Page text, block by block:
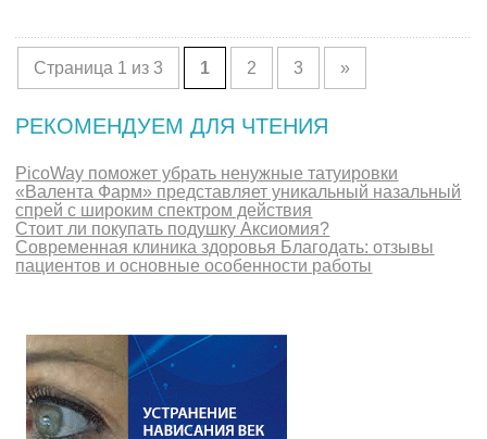
Страница 1 из 3 1 2 3 »
РЕКОМЕНДУЕМ ДЛЯ ЧТЕНИЯ
PicoWay поможет убрать ненужные татуировки
«Валента Фарм» представляет уникальный назальный
спрей с широким спектром действия
Стоит ли покупать подушку Аксиомия?
Современная клиника здоровья Благодать: отзывы
пациентов и основные особенности работы